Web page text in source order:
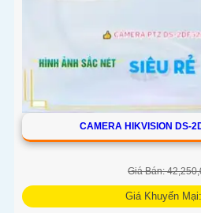
CAMERA HIKVISION DS-
Giá Bán:
Giá Khuyến